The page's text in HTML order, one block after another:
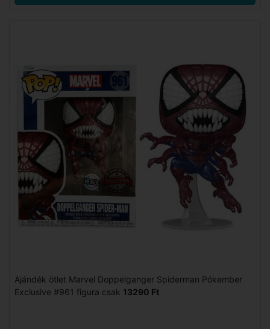
Ajándék ötlet Marvel Doppelganger Spiderman Pókember
Exclusive #961 figura csak 13290 Ft